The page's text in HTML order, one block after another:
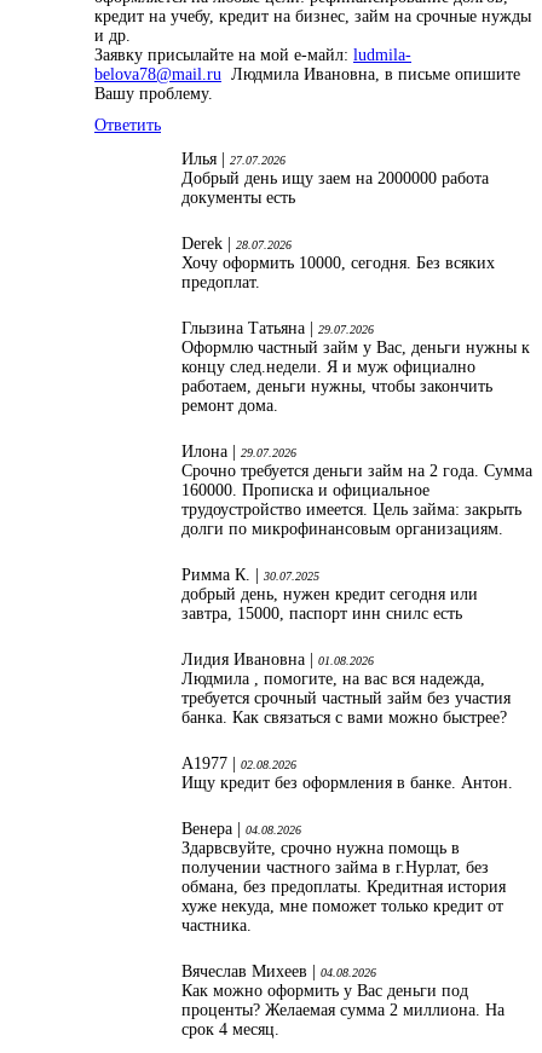
кредит на учебу, кредит на бизнес, займ на срочные нужды
и др.
Заявку присылайте на мой е-майл: ludmila-
belova78@mail.ru Людмила Ивановна, в письме опишите
Вашу проблему.
Ответить
Илья |
27.07.2026
Добрый день ищу заем на 2000000 работа
документы есть
Derek | 28.07.2026
Хочу оформить 10000, сегодня. Без всяких
предоплат.
Глызина Татьяна | 29.07.2026
Оформлю частный займ у Вас, деньги нужны к
концу след.недели. Я и муж официално
работаем, деньги нужны, чтобы закончить
ремонт дома.
Илона | 29.07.2026
Срочно требуется деньги займ на 2 года. Сумма
160000. Прописка и официальное
трудоустройство имеется. Цель займа: закрыть
долги по микрофинансовым организациям.
Римма К. | 30.07.2025
добрый день, нужен кредит сегодня или
завтра, 15000, паспорт инн снилс есть
Лидия Ивановна | 01.08.2026
Людмила , помогите, на вас вся надежда,
требуется срочный частный займ без участия
банка. Как связаться с вами можно быстрее?
А1977 | 02.08.2026
Ищу кредит без оформления в банке. Антон.
Венера | 04.08.2026
Здарвсвуйте, срочно нужна помощь в
получении частного займа в г.Нурлат, без
обмана, без предоплаты. Кредитная история
хуже некуда, мне поможет только кредит от
частника.
Вячеслав Михеев | 04.08.2026
Как можно оформить у Вас деньги под
проценты? Желаемая сумма 2 миллиона. На
срок 4 месяц.